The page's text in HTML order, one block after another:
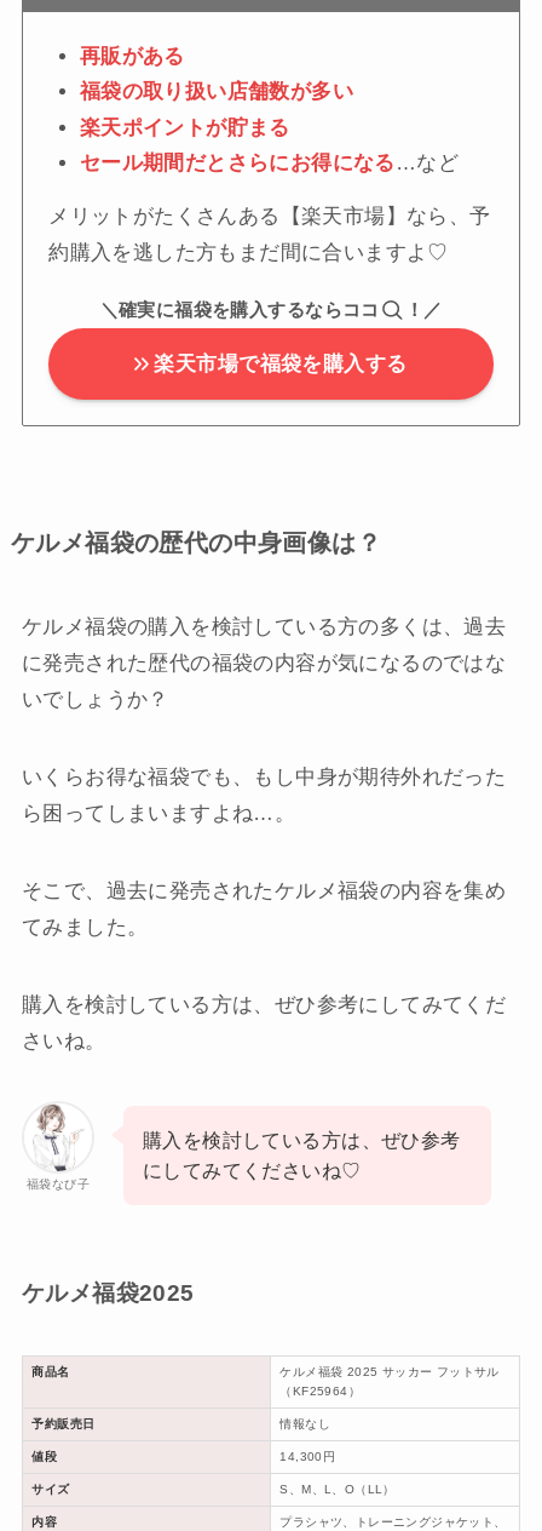
再販がある
福袋の取り扱い店舗数が多い
楽天ポイントが貯まる
セール期間だとさらにお得になる …など
メリットがたくさんある【楽天市場】なら、予
約購入を逃した方もまだ間に合いますよ♡
＼確実に福袋を購入するならココ ！／
楽天市場で福袋を購入する
ケルメ福袋の歴代の中身画像は？
ケルメ福袋の購入を検討している方の多くは、過去
に発売された歴代の福袋の内容が気になるのではな
いでしょうか？
いくらお得な福袋でも、もし中身が期待外れだった
ら困ってしまいますよね…。
そこで、過去に発売されたケルメ福袋の内容を集め
てみました。
購入を検討している方は、ぜひ参考にしてみてくだ
さいね。
福袋なび子
購入を検討している方は、ぜひ参考
にしてみてくださいね♡
ケルメ福袋2025
商品名
ケルメ福袋 2025 サッカー フットサル
（KF25964）
予約販売日 情報なし
値段 14,300円
サイズ S、M、L、O（LL）
内容 プラシャツ、トレーニングジャケット、